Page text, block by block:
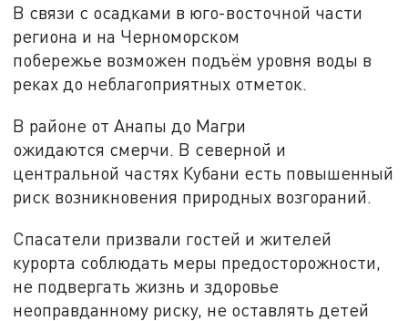
В связи с осадками в юго-восточной части
региона и на Черноморском
побережье возможен подъём уровня воды в
реках до неблагоприятных отметок.
В районе от Анапы до Магри
ожидаются смерчи. В северной и
центральной частях Кубани есть повышенный
риск возникновения природных возгораний.
Спасатели призвали гостей и жителей
курорта соблюдать меры предосторожности,
не подвергать жизнь и здоровье
неоправданному риску, не оставлять детей